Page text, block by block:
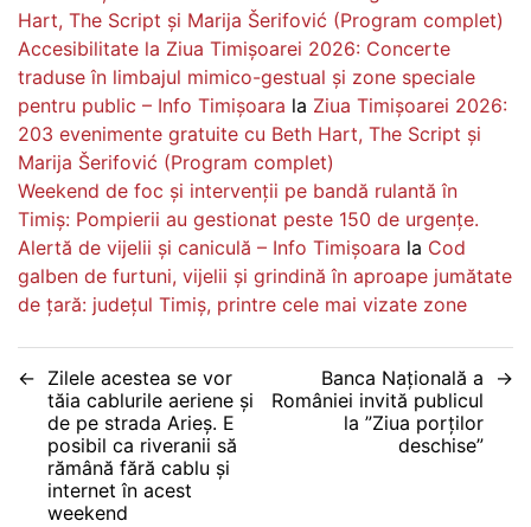
Hart, The Script și Marija Šerifović (Program complet)
Accesibilitate la Ziua Timișoarei 2026: Concerte
traduse în limbajul mimico-gestual și zone speciale
pentru public – Info Timișoara la Ziua Timișoarei 2026:
203 evenimente gratuite cu Beth Hart, The Script și
Marija Šerifović (Program complet)
Weekend de foc și intervenții pe bandă rulantă în
Timiș: Pompierii au gestionat peste 150 de urgențe.
Alertă de vijelii și caniculă – Info Timișoara la Cod
galben de furtuni, vijelii și grindină în aproape jumătate
de țară: județul Timiș, printre cele mai vizate zone
Navigare
articole
Zilele acestea se vor
tăia cablurile aeriene și
de pe strada Arieș. E
posibil ca riveranii să
rămână fără cablu și
internet în acest
weekend
Banca Națională a
României invită publicul
la ”Ziua porților
deschise”